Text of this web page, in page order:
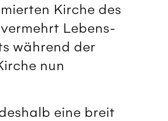
Kirche des
Lebens-
während der
nun
eine breit